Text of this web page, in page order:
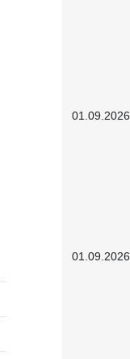
01.09.2026
01.09.2026